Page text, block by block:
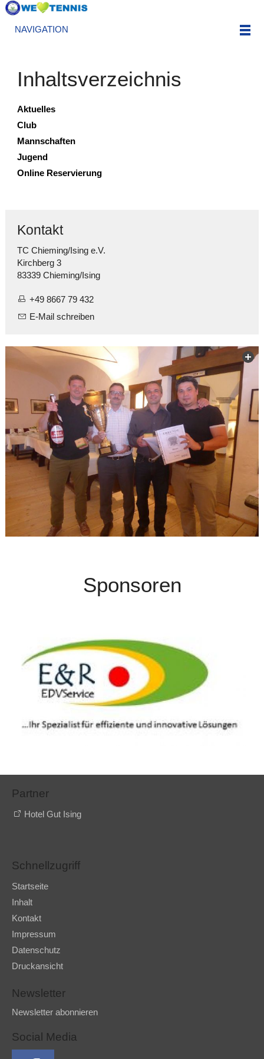
NAVIGATION
Inhaltsverzeichnis
Aktuelles
Club
Mannschaften
Jugend
Online Reservierung
Kontakt
TC Chieming/Ising e.V.
Kirchberg 3
83339 Chieming/Ising
+49 8667 79 432
E-Mail schreiben
Sponsoren
Partner
Hotel Gut Ising
Schnellzugriff
Startseite
Inhalt
Kontakt
Impressum
Datenschutz
Druckansicht
Newsletter
Newsletter abonnieren
Social Media